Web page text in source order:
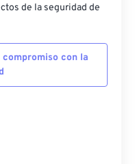
de la seguridad de
con la